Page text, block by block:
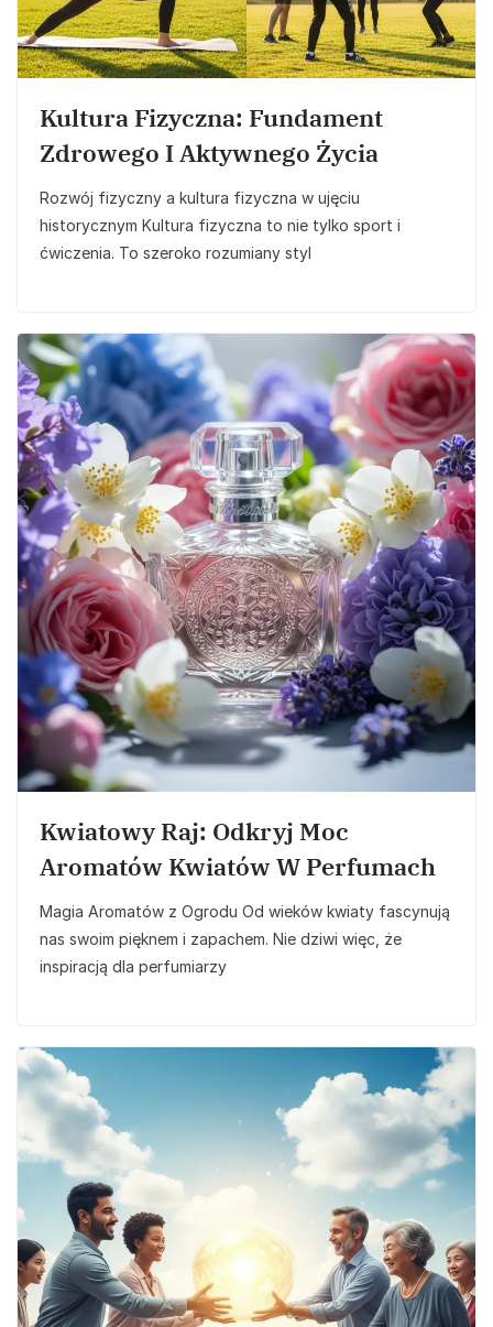
Kultura Fizyczna: Fundament
Zdrowego I Aktywnego Życia
Rozwój fizyczny a kultura fizyczna w ujęciu
historycznym Kultura fizyczna to nie tylko sport i
ćwiczenia. To szeroko rozumiany styl
Kwiatowy Raj: Odkryj Moc
Aromatów Kwiatów W Perfumach
Magia Aromatów z Ogrodu Od wieków kwiaty fascynują
nas swoim pięknem i zapachem. Nie dziwi więc, że
inspiracją dla perfumiarzy